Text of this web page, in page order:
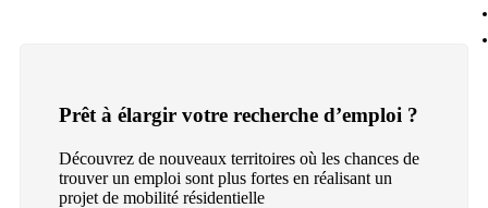
Prêt à élargir votre recherche d’emploi ?
Découvrez de nouveaux territoires où les chances de
trouver un emploi sont plus fortes en réalisant un
projet de mobilité résidentielle